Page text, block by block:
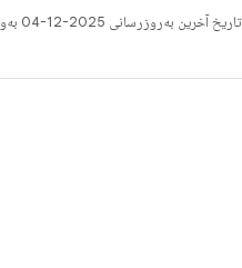
تاریخ آخرین به‌روزرسانی 2025-12-04 به‌وقت ساعت هماهنگ جهانی.